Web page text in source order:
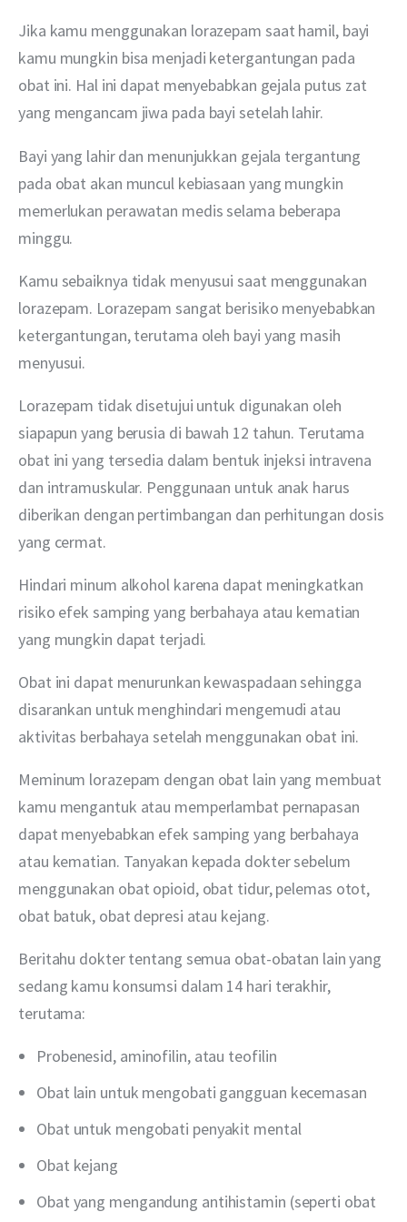
Jika kamu menggunakan lorazepam saat hamil, bayi
kamu mungkin bisa menjadi ketergantungan pada
obat ini. Hal ini dapat menyebabkan gejala putus zat
yang mengancam jiwa pada bayi setelah lahir.
Bayi yang lahir dan menunjukkan gejala tergantung
pada obat akan muncul kebiasaan yang mungkin
memerlukan perawatan medis selama beberapa
minggu.
Kamu sebaiknya tidak menyusui saat menggunakan
lorazepam. Lorazepam sangat berisiko menyebabkan
ketergantungan, terutama oleh bayi yang masih
menyusui.
Lorazepam tidak disetujui untuk digunakan oleh
siapapun yang berusia di bawah 12 tahun. Terutama
obat ini yang tersedia dalam bentuk injeksi intravena
dan intramuskular. Penggunaan untuk anak harus
diberikan dengan pertimbangan dan perhitungan dosis
yang cermat.
Hindari minum alkohol karena dapat meningkatkan
risiko efek samping yang berbahaya atau kematian
yang mungkin dapat terjadi.
Obat ini dapat menurunkan kewaspadaan sehingga
disarankan untuk menghindari mengemudi atau
aktivitas berbahaya setelah menggunakan obat ini.
Meminum lorazepam dengan obat lain yang membuat
kamu mengantuk atau memperlambat pernapasan
dapat menyebabkan efek samping yang berbahaya
atau kematian. Tanyakan kepada dokter sebelum
menggunakan obat opioid, obat tidur, pelemas otot,
obat batuk, obat depresi atau kejang.
Beritahu dokter tentang semua obat-obatan lain yang
sedang kamu konsumsi dalam 14 hari terakhir,
terutama:
Probenesid, aminofilin, atau teofilin
Obat lain untuk mengobati gangguan kecemasan
Obat untuk mengobati penyakit mental
Obat kejang
Obat yang mengandung antihistamin (seperti obat